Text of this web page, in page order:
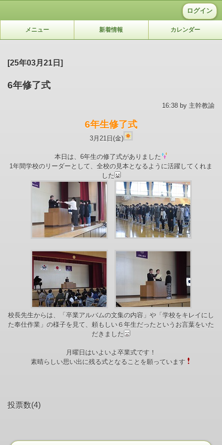
ログイン
メニュー 新着情報 カレンダー
[25年03月21日]
6年修了式
16:38 by 主幹教諭
6年生修了式
3月21日(金)
本日は、6年生の修了式がありました
1年間学校のリーダーとして、全校の見本となるように活躍してくれま
した
校長先生からは、「卒業アルバムの文集の内容」や「学校をキレイにし
た奉仕作業」の様子を見て、頼もしい６年生だったというお言葉をいた
だきました
月曜日はいよいよ卒業式です！
素晴らしい思い出に残る式となることを願っています
投票数(4)